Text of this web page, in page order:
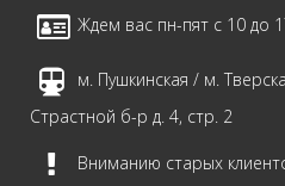
Ждем вас пн-пят с 10 до
м. Пушкинская / м.
Страстной б-р д. 4, стр. 2
Вниманию старых